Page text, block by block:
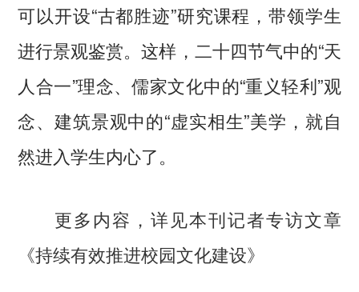
可以开设“古都胜迹”研究课程，带领学生
进行景观鉴赏。这样，二十四节气中的“天
人合一”理念、儒家文化中的“重义轻利”观
念、建筑景观中的“虚实相生”美学，就自
然进入学生内心了。
更多内容，详见本刊记者专访文章
《持续有效推进校园文化建设》